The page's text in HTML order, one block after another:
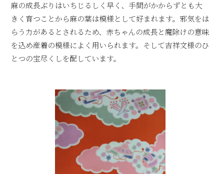
麻の成長ぶりはいちじるしく早く、手間がかからずとも大
きく育つことから麻の葉は模様として好まれます。邪気をは
らう力があるとされるため、赤ちゃんの成長と魔除けの意味
を込め産着の模様によく用いられます。そして吉祥文様のひ
とつの宝尽くしを配しています。